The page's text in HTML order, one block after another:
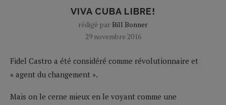
VIVA CUBA LIBRE!
rédigé par Bill Bonner
29 novembre 2016
Fidel Castro a été considéré comme révolutionnaire et
« agent du changement ».
Mais on le cerne mieux en le voyant comme une